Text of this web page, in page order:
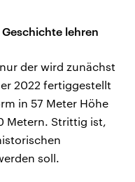
lehren
der wird zunächst
2022 fertiggestellt
in 57 Meter Höhe
Metern. Strittig ist,
soll.